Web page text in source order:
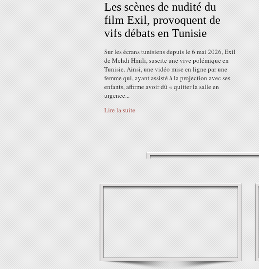
Les scènes de nudité du
film Exil, provoquent de
vifs débats en Tunisie
Sur les écrans tunisiens depuis le 6 mai 2026, Exil
de Mehdi Hmili, suscite une vive polémique en
Tunisie. Ainsi, une vidéo mise en ligne par une
femme qui, ayant assisté à la projection avec ses
enfants, affirme avoir dû « quitter la salle en
urgence...
Lire la suite